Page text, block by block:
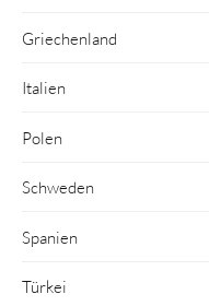
Griechenland
Italien
Polen
Schweden
Spanien
Türkei